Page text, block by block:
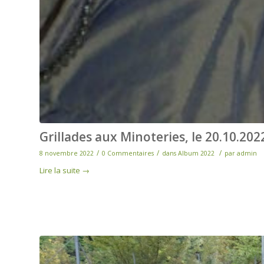
Grillades aux Minoteries, le
8 novembre 2022 / 0 Commentaires / dans Album 2022 / par admin
Lire la suite →